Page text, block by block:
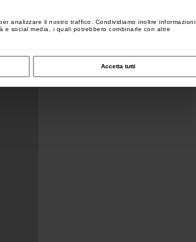
analizzare il nostro traffico. Condividiamo inoltre informazioni
social media, i quali potrebbero combinarle con altre
Accetta tutti